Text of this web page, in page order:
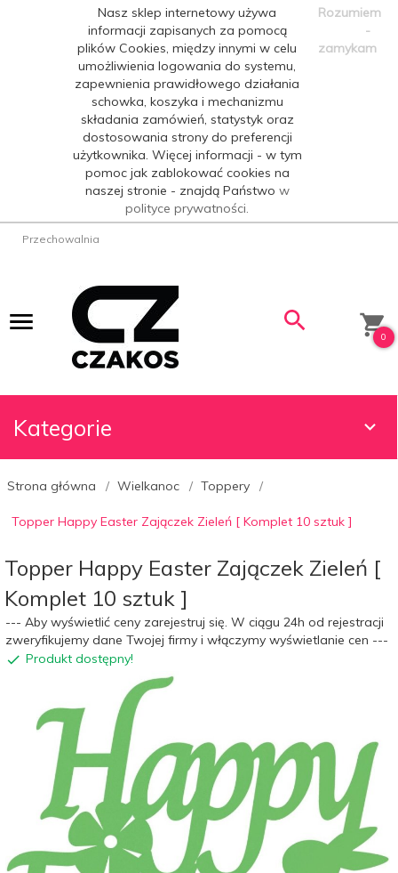
Nasz sklep internetowy używa
informacji zapisanych za pomocą
plików Cookies, między innymi w celu
umożliwienia logowania do systemu,
zapewnienia prawidłowego działania
schowka, koszyka i mechanizmu
składania zamówień, statystyk oraz
dostosowania strony do preferencji
użytkownika. Więcej informacji - w tym
pomoc jak zablokować cookies na
naszej stronie - znajdą Państwo w
polityce prywatności.
Rozumiem
-
zamykam
Przechowalnia
0
Kategorie
Strona główna Wielkanoc Toppery
Topper Happy Easter Zajączek Zieleń [ Komplet 10 sztuk ]
Topper Happy Easter Zajączek Zieleń [
Komplet 10 sztuk ]
--- Aby wyświetlić ceny zarejestruj się. W ciągu 24h od rejestracji
zweryfikujemy dane Twojej firmy i włączymy wyświetlanie cen ---
Produkt dostępny!